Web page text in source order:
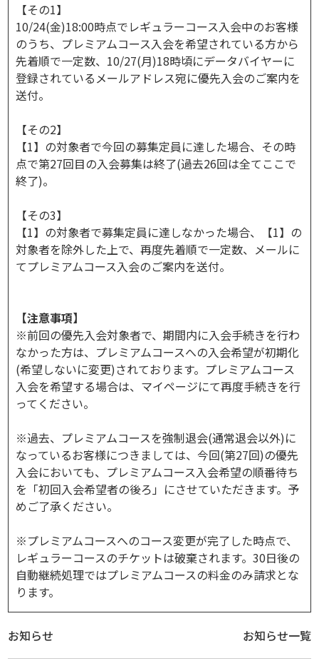
【その1】
10/24(金)18:00時点でレギュラーコース入会中のお客様
のうち、プレミアムコース入会を希望されている方から
先着順で一定数、10/27(月)18時頃にデータバイヤーに
登録されているメールアドレス宛に優先入会のご案内を
送付。
【その2】
【1】の対象者で今回の募集定員に達した場合、その時
点で第27回目の入会募集は終了(過去26回は全てここで
終了)。
【その3】
【1】の対象者で募集定員に達しなかった場合、【1】の
対象者を除外した上で、再度先着順で一定数、メールに
てプレミアムコース入会のご案内を送付。
【注意事項】
※前回の優先入会対象者で、期間内に入会手続きを行わ
なかった方は、プレミアムコースへの入会希望が初期化
(希望しないに変更)されております。プレミアムコース
入会を希望する場合は、マイページにて再度手続きを行
ってください。
※過去、プレミアムコースを強制退会(通常退会以外)に
なっているお客様につきましては、今回(第27回)の優先
入会においても、プレミアムコース入会希望の順番待ち
を「初回入会希望者の後ろ」にさせていただきます。予
めご了承ください。
※プレミアムコースへのコース変更が完了した時点で、
レギュラーコースのチケットは破棄されます。30日後の
自動継続処理ではプレミアムコースの料金のみ請求とな
ります。
お知らせ お知らせ一覧